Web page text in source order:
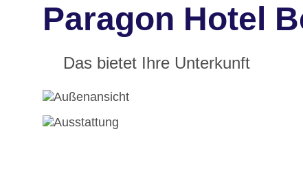
Paragon Hotel
Das bietet Ihre Unterkunft